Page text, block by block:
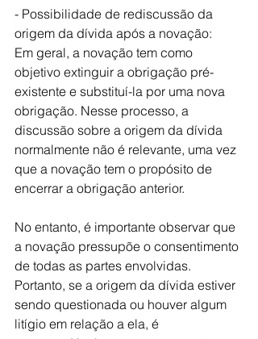
- Possibilidade de rediscussão da
origem da dívida após a novação:
Em geral, a novação tem como
objetivo extinguir a obrigação pré-
existente e substituí-la por uma nova
obrigação. Nesse processo, a
discussão sobre a origem da dívida
normalmente não é relevante, uma vez
que a novação tem o propósito de
encerrar a obrigação anterior.
No entanto, é importante observar que
a novação pressupõe o consentimento
de todas as partes envolvidas.
Portanto, se a origem da dívida estiver
sendo questionada ou houver algum
litígio em relação a ela, é